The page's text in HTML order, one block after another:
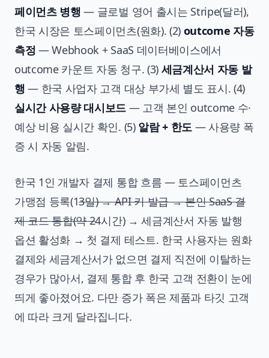
페이먼츠 병행 — 글로벌 영어 출시는 Stripe(달러),
한국 시장은 토스페이먼츠(원화). (2) outcome 자동
측정 — Webhook + SaaS 데이터베이스에서
outcome 카운트 자동 청구. (3) 세금계산서 자동 발
행 — 한국 사업자 고객 대상 부가세 별도 표시. (4)
실시간 사용량 대시보드 — 고객 본인 outcome 수·
예상 비용 실시간 확인. (5) 알람 + 한도 — 사용량 폭
증 시 자동 알림.
한국 1인 개발자 결제 통합 흐름 — 토스페이먼츠
가맹점 등록(13일) → API 키 발급 → 본인 SaaS 결
제 코드 통합(약 24시간) → 세금계산서 자동 발행
옵션 활성화 → 첫 결제 테스트. 한국 사용자는 원화
결제와 세금계산서가 없으면 결제 직전에 이탈하는
경우가 많아서, 결제 통합 후 한국 고객 전환이 눈에
띄게 좋아졌어요. 다만 증가 폭은 제품과 타깃 고객
에 따라 크게 달라집니다.